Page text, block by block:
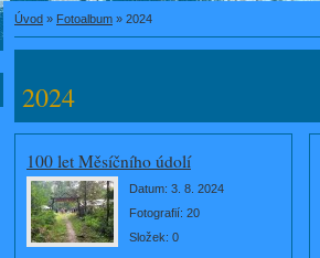
Úvod » Fotoalbum » 2024
2024
100 let Měsíčního údolí
Datum: 3. 8. 2024
Fotografií: 20
Složek: 0